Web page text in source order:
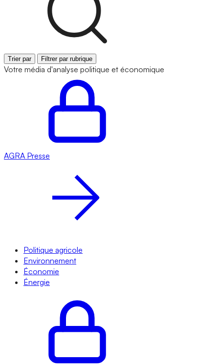
Trier par Filtrer par rubrique
Votre média d'analyse politique et économique
AGRA Presse
Politique agricole
Environnement
Économie
Énergie